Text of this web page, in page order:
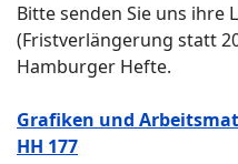
Bitte senden Sie uns ihre
(Fristverlängerung statt
Hamburger Hefte.
Grafiken und
HH 177